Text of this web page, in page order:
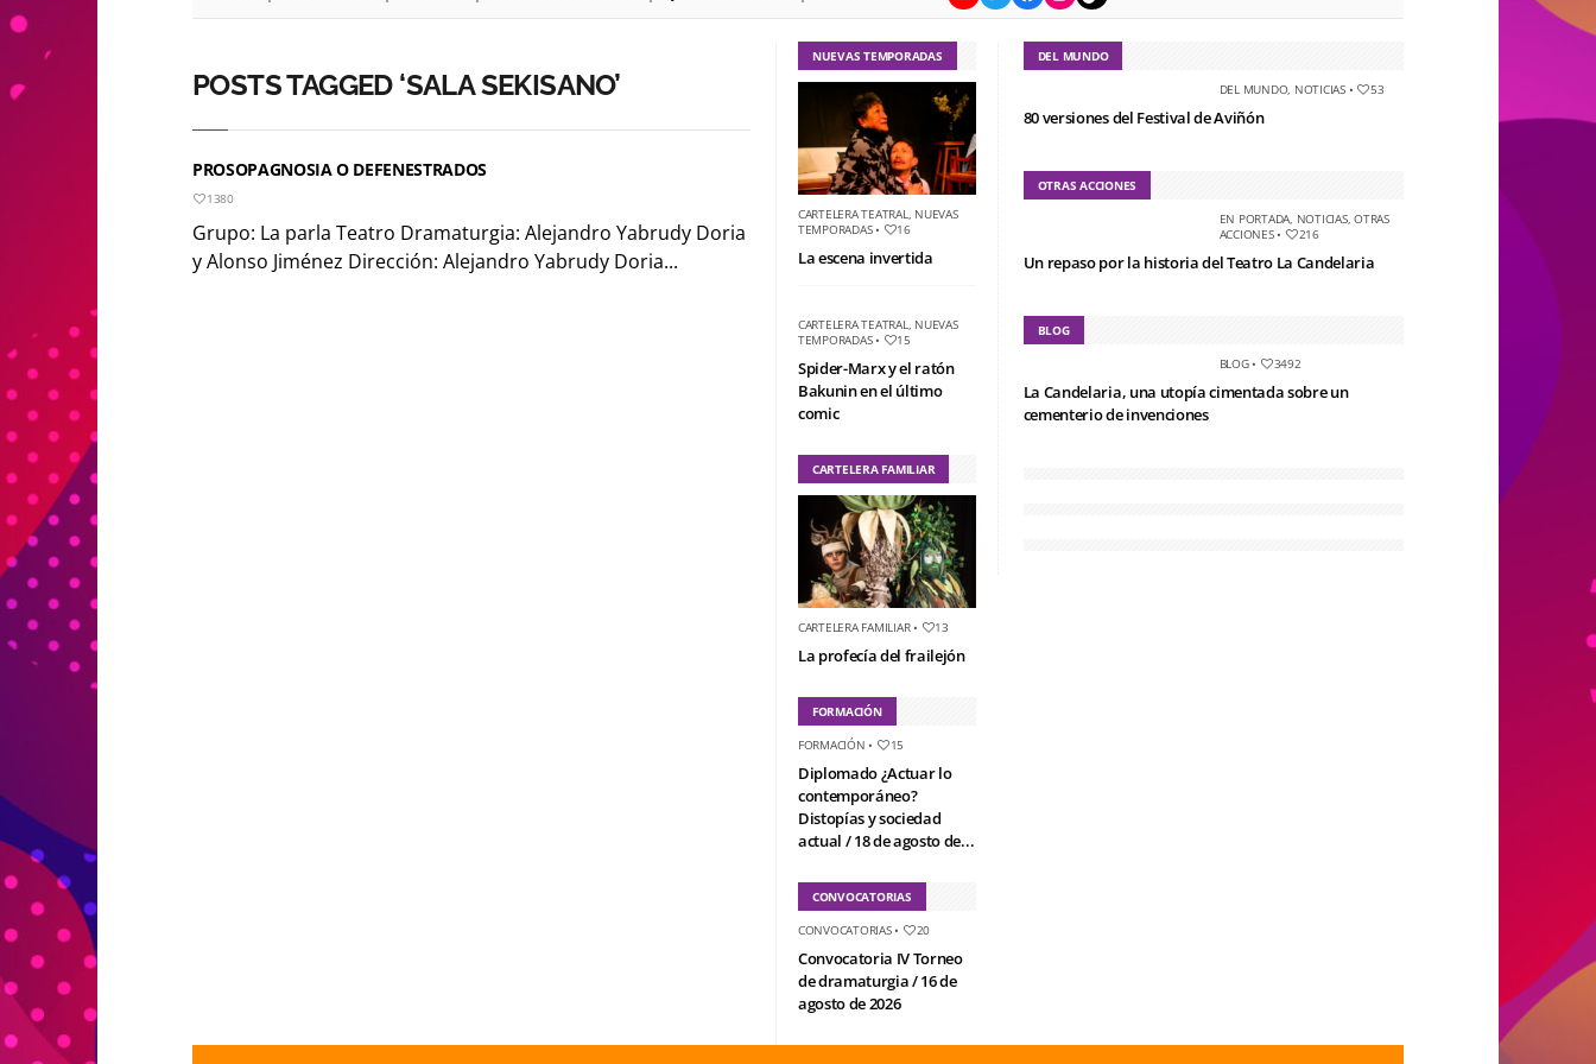
POSTS TAGGED ‘SALA SEKISANO’
PROSOPAGNOSIA O DEFENESTRADOS
1380
Grupo: La parla Teatro Dramaturgia: Alejandro Yabrudy Doria
y Alonso Jiménez Dirección: Alejandro Yabrudy Doria...
NUEVAS TEMPORADAS
CARTELERA TEATRAL, NUEVAS
TEMPORADAS• 16
La escena invertida
CARTELERA TEATRAL, NUEVAS
TEMPORADAS• 15
Spider-Marx y el ratón
Bakunin en el último
comic
CARTELERA FAMILIAR
CARTELERA FAMILIAR• 13
La profecía del frailejón
FORMACIÓN
FORMACIÓN • 15
Diplomado ¿Actuar lo
contemporáneo?
Distopías y sociedad
actual / 18 de agosto de...
CONVOCATORIAS
CONVOCATORIAS• 20
Convocatoria IV Torneo
de dramaturgia / 16 de
agosto de 2026
DEL MUNDO
DEL MUNDO, NOTICIAS• 53
80 versiones del Festival de Aviñón
OTRAS ACCIONES
EN PORTADA, NOTICIAS,OTRAS
ACCIONES• 216
Un repaso por la historia del Teatro La Candelaria
BLOG
BLOG• 3492
La Candelaria, una utopía cimentada sobre un
cementerio de invenciones